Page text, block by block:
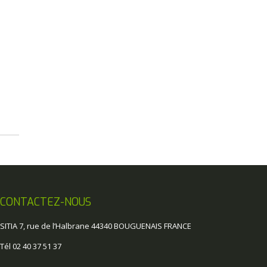
CONTACTEZ-NOUS
SITIA 7, rue de l’Halbrane 44340 BOUGUENAIS FRANCE
Tél 02 40 37 51 37